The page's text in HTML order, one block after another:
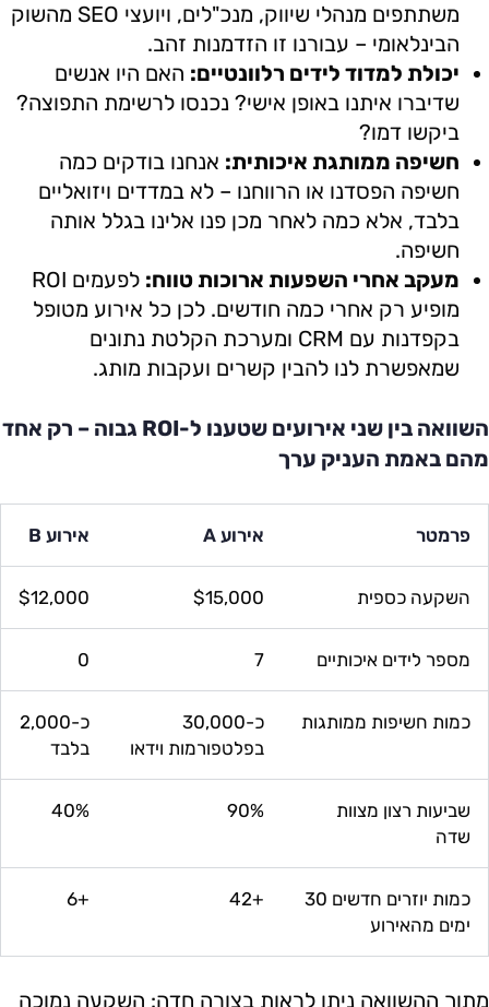
משתתפים מנהלי שיווק, מנכ"לים, ויועצי SEO מהשוק
הבינלאומי – עבורנו זו הזדמנות זהב.
יכולת למדוד לידים רלוונטיים: האם היו אנשים
שדיברו איתנו באופן אישי? נכנסו לרשימת התפוצה?
ביקשו דמו?
חשיפה ממותגת איכותית: אנחנו בודקים כמה
חשיפה הפסדנו או הרווחנו – לא במדדים ויזואליים
בלבד, אלא כמה לאחר מכן פנו אלינו בגלל אותה
חשיפה.
מעקב אחרי השפעות ארוכות טווח:
לפעמים ROI
מופיע רק אחרי כמה חודשים. לכן כל אירוע מטופל
בקפדנות עם CRM ומערכת הקלטת נתונים
שמאפשרת לנו להבין קשרים ועקבות מותג.
השוואה בין שני אירועים שטענו ל-ROI גבוה – רק אחד
מהם באמת העניק ערך
פרמטר אירוע A אירוע B
השקעה כספית $15,000
$12,000
מספר לידים איכותיים 7
0
כמות חשיפות ממותגות
כ-30,000
בפלטפורמות וידאו
כ-2,000
בלבד
שביעות רצון מצוות
שדה
90%
40%
כמות יוזרים חדשים 30
ימים מהאירוע
+42
+6
מתוך ההשוואה ניתן לראות בצורה חדה: השקעה נמוכה